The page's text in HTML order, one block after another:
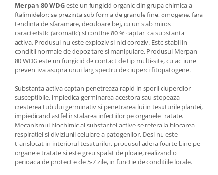
Merpan 80 WDGeste un fungicid organic din grupa chimica a
ftalimidelor; se prezinta sub forma de granule fine, omogene, fara
tendinta de sfaramare, deculoare bej, cu un slab miros
caracteristic (aromatic) si contine 80 % captan ca substanta
activa. Produsul nu este exploziv si nici coroziv. Este stabil in
conditii normale de depozitare si manipulare. Produsul Merpan
80 WDG este un fungicid de contact de tip multi-site, cu actiune
preventiva asupra unui larg spectru de ciuperci fitopatogene.
Substanta activa captan penetreaza rapid in sporii ciupercilor
susceptibile, impiedica germinarea acestora sau stopeaza
cresterea tubului germinativ si penetrarea lui in tesuturile plantei,
impiedicand astfel instalarea infectiilor pe organele tratate.
Mecanismul biochimic al substantei active se refera la blocarea
respiratiei si diviziunii celulare a patogenilor. Desi nu este
translocat in interiorul tesuturilor, produsul adera foarte bine pe
organele tratate si este greu spalat de ploaie, realizand o
perioada de protectie de 5-7 zile, in functie de conditiile locale.